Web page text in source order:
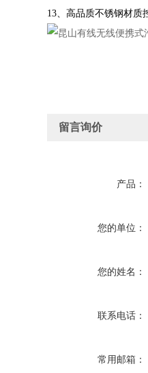
13、高品质不锈钢材质
留言询价
产品：
您的单位：
您的姓名：
联系电话：
常用邮箱：